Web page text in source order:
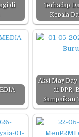
di
Terhadap
Kepala
Aksi May
di DPR,
Sampaikan